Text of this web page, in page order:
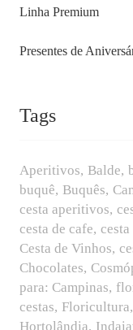
Linha Premium
Presentes de
Tags
Aperitivos Balde
buquê Buquês
cesta aperitivos
cesta de cafe
Cesta de Vinhos
Chocolates
para: Campinas
cestas Floricultura
Hortolândia